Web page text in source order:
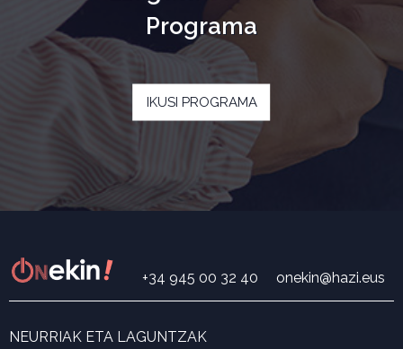
Programa
IKUSI PROGRAMA
+34 945 00 32 40 onekin@hazi.eus
NEURRIAK ETA LAGUNTZAK